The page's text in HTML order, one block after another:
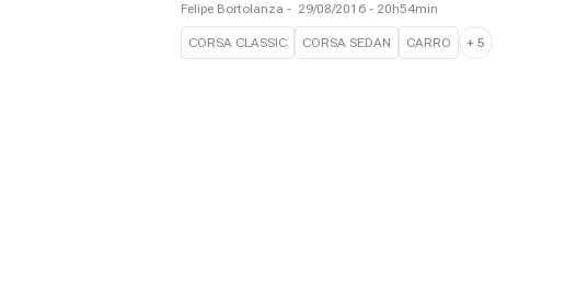
Felipe Bortolanza - 29/08/2016 - 20h54min
CORSA CLASSIC CORSA SEDAN CARRO + 5